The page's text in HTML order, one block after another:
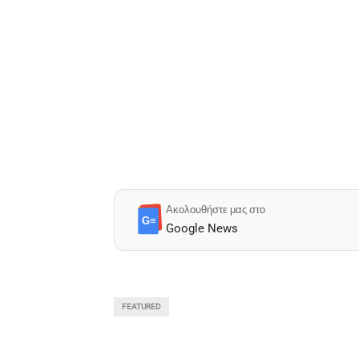
G≡
Ακολουθήστε μας στο
Google News
FEATURED